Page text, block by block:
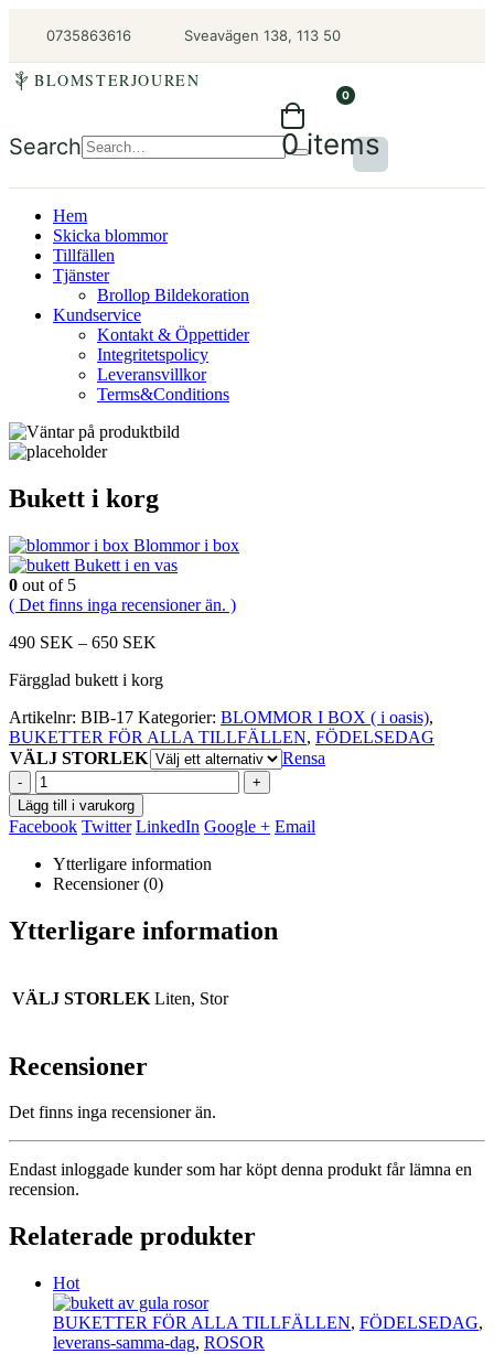
0735863616 Sveavägen 138, 113 50
BLOMSTERJOUREN
Search
0
0 items
Hem
Skicka blommor
Tillfällen
Tjänster
Brollop Bildekoration
Kundservice
Kontakt & Öppettider
Integritetspolicy
Leveransvillkor
Terms&Conditions
Bukett i korg
Blommor i box
Bukett i en vas
0 out of 5
( Det finns inga recensioner än. )
490 SEK – 650 SEK
SEK
650
SEK
Färgglad bukett i korg
Artikelnr: BIB-17 Kategorier: BLOMMOR I BOX ( i oasis),
BUKETTER FÖR ALLA TILLFÄLLEN, FÖDELSEDAG
VÄLJ STORLEK
Rensa
-
+
Lägg till i varukorg
Facebook Twitter LinkedIn Google + Email
Ytterligare information
Recensioner (0)
Ytterligare information
VÄLJ STORLEK Liten, Stor
Recensioner
Det finns inga recensioner än.
Endast inloggade kunder som har köpt denna produkt får lämna en
recension.
Relaterade produkter
Hot
BUKETTER FÖR ALLA TILLFÄLLEN, FÖDELSEDAG,
leverans-samma-dag, ROSOR